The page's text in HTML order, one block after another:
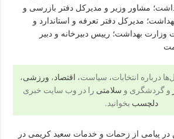
مشاور وزیر و مدیرکل دفتر بازرسی و
مدیرکل دفتر تعرفه و استاندارد و
بهداشت؛ رییس دبیرخانه و دبیر
درباره انتخابات، سیاست، اقتصاد، ورزشی،
و گردشگری و سلامتی را در وب سایت خبری
دلچسب بخوانید.
در پیامی از زحمات و خدمات سعید کریمی در